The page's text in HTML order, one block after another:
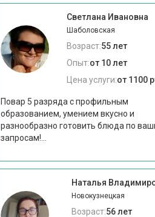
Светлана Ивановна
Шаболовская
Возраст:55 лет
Опыт:от 10 лет
Цена услуги:от 1100
Повар 5 разряда с профильным
образованием, умением вкусно и
разнообразно готовить блюда по
запросам!...
Наталья
Новокузнецкая
Возраст:56 лет